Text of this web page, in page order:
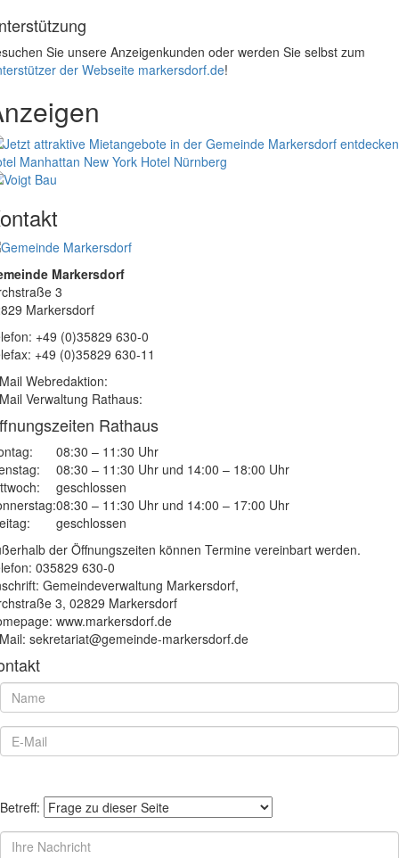
Sie unsere Anzeigenkunden oder werden Sie selbst zum
der Webseite markersdorf.de!
Manhattan New York Hotel Nürnberg
Markersdorf
3
Markersdorf
+49 (0)35829 630-0
+49 (0)35829 630-11
Webredaktion:
Verwaltung Rathaus:
Rathaus
08:30 – 11:30 Uhr
08:30 – 11:30 Uhr und 14:00 – 18:00 Uhr
geschlossen
08:30 – 11:30 Uhr und 14:00 – 17:00 Uhr
geschlossen
der Öffnungszeiten können Termine vereinbart werden.
035829 630-0
Gemeindeverwaltung Markersdorf,
3, 02829 Markersdorf
www.markersdorf.de
sekretariat@gemeinde-markersdorf.de
Betreff: